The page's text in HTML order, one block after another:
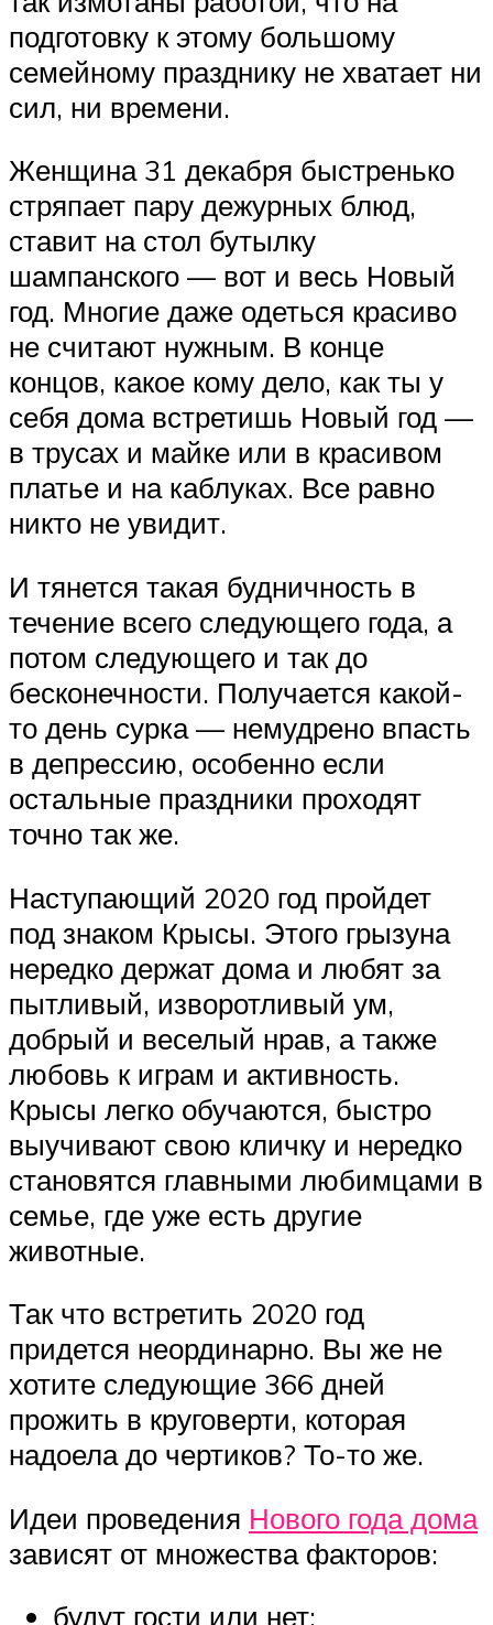
подготовку к этому большому
семейному празднику не хватает ни
сил, ни времени.
Женщина 31 декабря быстренько
стряпает пару дежурных блюд,
ставит на стол бутылку
шампанского — вот и весь Новый
год. Многие даже одеться красиво
не считают нужным. В конце
концов, какое кому дело, как ты у
себя дома встретишь Новый год —
в трусах и майке или в красивом
платье и на каблуках. Все равно
никто не увидит.
И тянется такая будничность в
течение всего следующего года, а
потом следующего и так до
бесконечности. Получается какой-
то день сурка — немудрено впасть
в депрессию, особенно если
остальные праздники проходят
точно так же.
Наступающий 2020 год пройдет
под знаком Крысы. Этого грызуна
нередко держат дома и любят за
пытливый, изворотливый ум,
добрый и веселый нрав, а также
любовь к играм и активность.
Крысы легко обучаются, быстро
выучивают свою кличку и нередко
становятся главными любимцами в
семье, где уже есть другие
животные.
Так что встретить 2020 год
придется неординарно. Вы же не
хотите следующие 366 дней
прожить в круговерти, которая
надоела до чертиков? То-то же.
Идеи проведения Нового года дома
зависят от множества факторов:
будут гости или нет;